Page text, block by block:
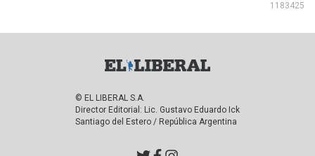
1183425
© EL LIBERAL S.A.
Director Editorial: Lic. Gustavo Eduardo Ick
Santiago del Estero / República Argentina